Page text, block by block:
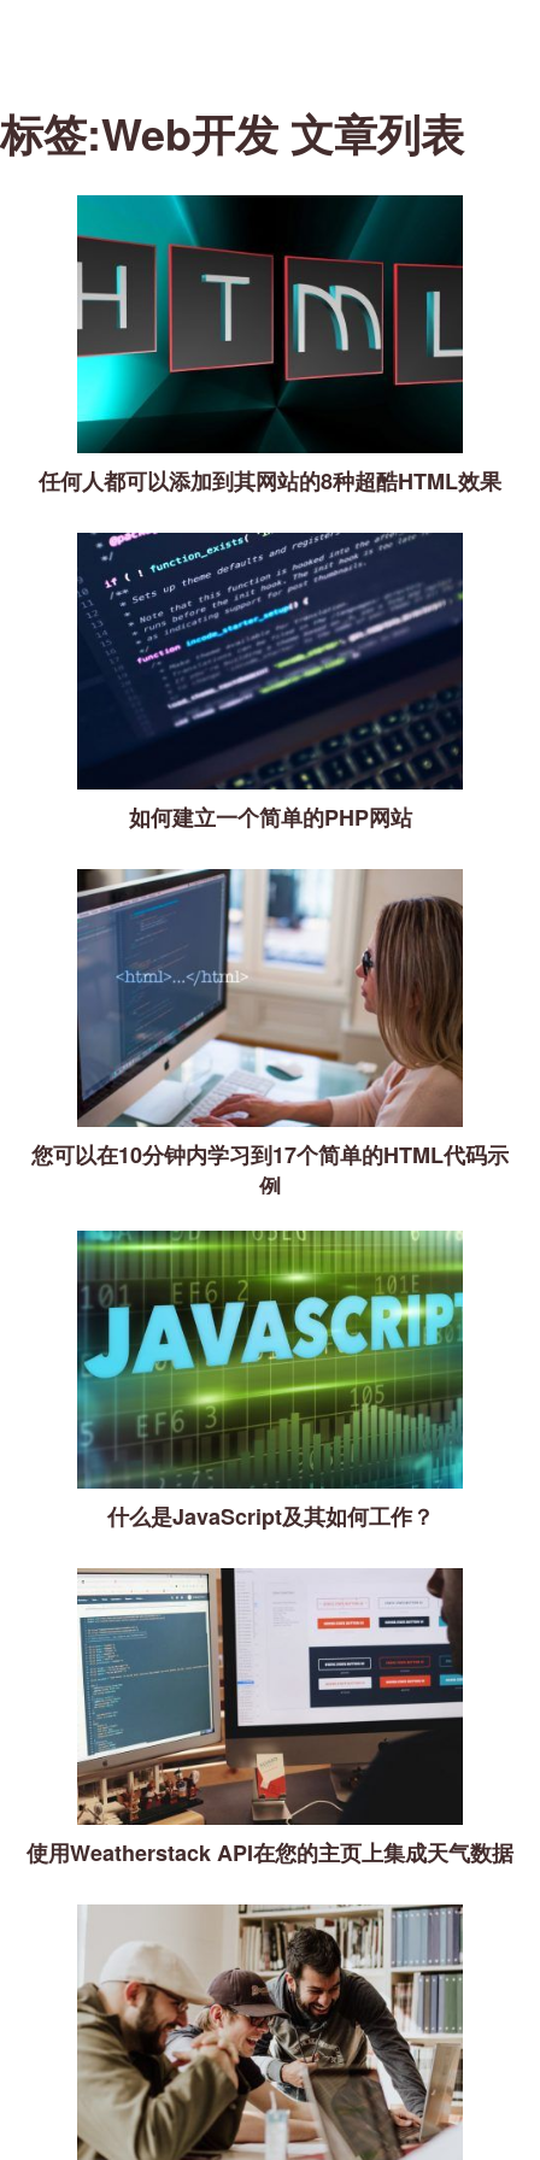
标签:Web开发 文章列表
任何人都可以添加到其网站的8种超酷HTML效果
如何建立一个简单的PHP网站
您可以在10分钟内学习到17个简单的HTML代码示
例
什么是JavaScript及其如何工作？
使用Weatherstack API在您的主页上集成天气数据